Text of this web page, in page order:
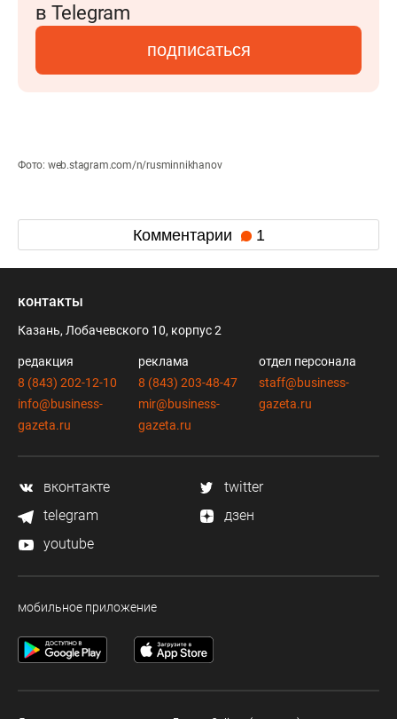
в Telegram
подписаться
Фото: web.stagram.com/n/rusminnikhanov
Комментарии 1
контакты
Казань, Лобачевского 10, корпус 2
редакция
8 (843) 202-12-10
info@business-
gazeta.ru
реклама
8 (843) 203-48-47
mir@business-
gazeta.ru
отдел персонала
staff@business-
gazeta.ru
вконтакте
twitter
telegram
дзен
youtube
мобильное приложение